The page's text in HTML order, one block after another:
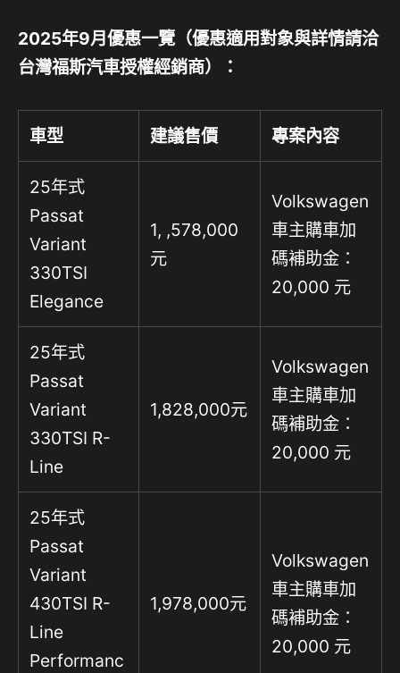
2025年9月優惠一覽（優惠適用對象與詳情請洽
台灣福斯汽車授權經銷商）：
車型 建議售價 專案內容
25年式
Passat
Variant
330TSI
Elegance
1, ,578,000
元
Volkswagen
車主購車加
碼補助金：
20,000 元
25年式
Passat
Variant
330TSI R-
Line
1,828,000元
Volkswagen
車主購車加
碼補助金：
20,000 元
25年式
Passat
Variant
430TSI R-
Line
Performanc
1,978,000元
Volkswagen
車主購車加
碼補助金：
20,000 元